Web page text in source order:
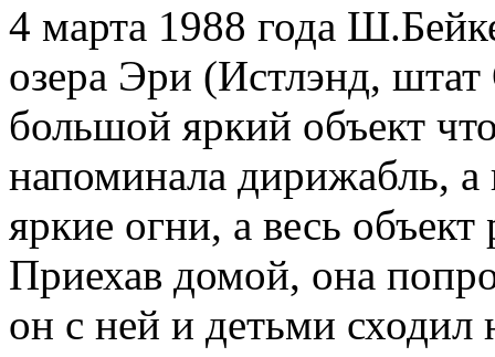
4 марта 1988 года
озера Эри (Истлэнд,
большой яркий объект
напоминала дирижабль,
яркие огни, а весь объект
Приехав домой, она
он с ней и детьми сходил